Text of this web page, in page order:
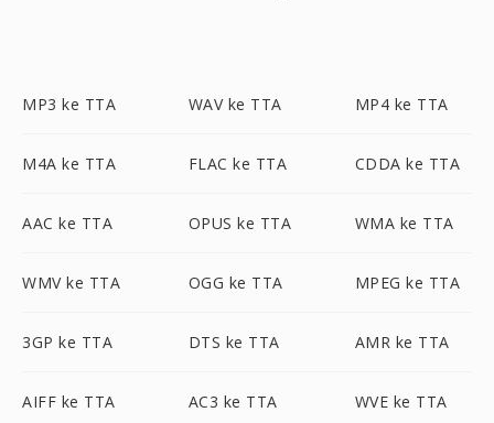
MP3 ke TTA WAV ke TTA MP4 ke TTA
M4A ke TTA FLAC ke TTA CDDA ke TTA
AAC ke TTA OPUS ke TTA WMA ke TTA
WMV ke TTA OGG ke TTA MPEG ke TTA
3GP ke TTA DTS ke TTA AMR ke TTA
AIFF ke TTA AC3 ke TTA WVE ke TTA